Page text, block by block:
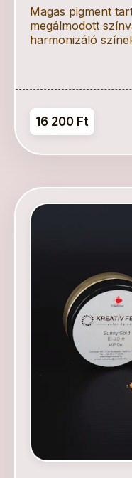
Magas pigment
megálmodott
harmonizáló
16 200 Ft